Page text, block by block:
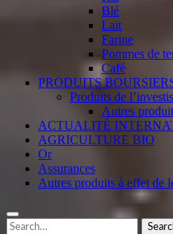
Blé
Lait
Farine
Pommes de
Café
PRODUITS
Produits de
Autres
ACTUALITÉ
AGRICULTURE BIO
Or
Assurances
Autres produits à effet de
Search
Search